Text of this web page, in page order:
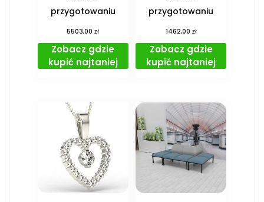
przygotowaniu
5503,00zł
Zobacz gdzie
kupić najtaniej
przygotowaniu
1462,00 zł
Zobacz gdzie
kupić najtaniej